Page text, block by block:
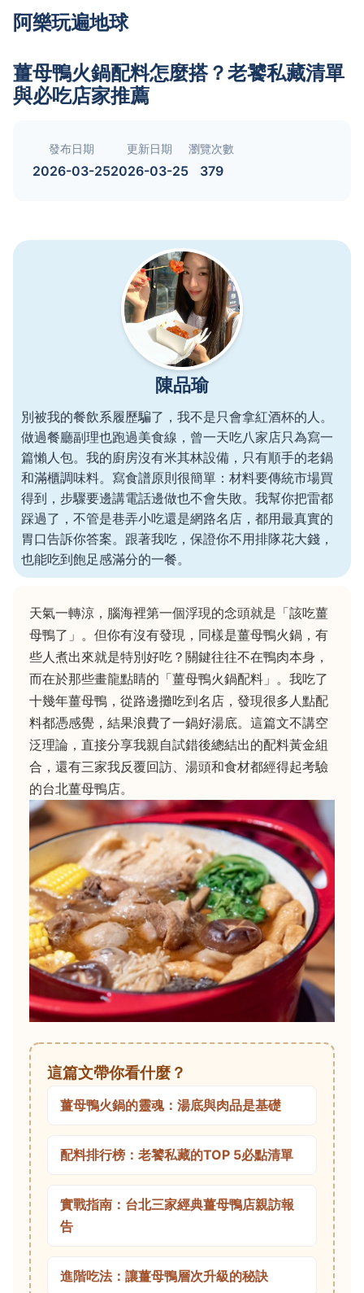
阿樂玩遍地球
薑母鴨火鍋配料怎麼搭？老饕私藏清單
與必吃店家推薦
發布日期
2026-03-25
更新日期
2026-03-25
瀏覽次數
379
陳品瑜
別被我的餐飲系履歷騙了，我不是只會拿紅酒杯的人。
做過餐廳副理也跑過美食線，曾一天吃八家店只為寫一
篇懶人包。我的廚房沒有米其林設備，只有順手的老鍋
和滿櫃調味料。寫食譜原則很簡單：材料要傳統市場買
得到，步驟要邊講電話邊做也不會失敗。我幫你把雷都
踩過了，不管是巷弄小吃還是網路名店，都用最真實的
胃口告訴你答案。跟著我吃，保證你不用排隊花大錢，
也能吃到飽足感滿分的一餐。
天氣一轉涼，腦海裡第一個浮現的念頭就是「該吃薑
母鴨了」。但你有沒有發現，同樣是薑母鴨火鍋，有
些人煮出來就是特別好吃？關鍵往往不在鴨肉本身，
而在於那些畫龍點睛的「薑母鴨火鍋配料」。我吃了
十幾年薑母鴨，從路邊攤吃到名店，發現很多人點配
料都憑感覺，結果浪費了一鍋好湯底。這篇文不講空
泛理論，直接分享我親自試錯後總結出的配料黃金組
合，還有三家我反覆回訪、湯頭和食材都經得起考驗
的台北薑母鴨店。
這篇文帶你看什麼？
薑母鴨火鍋的靈魂：湯底與肉品是基礎
配料排行榜：老饕私藏的TOP 5必點清單
實戰指南：台北三家經典薑母鴨店親訪報
告
進階吃法：讓薑母鴨層次升級的秘訣